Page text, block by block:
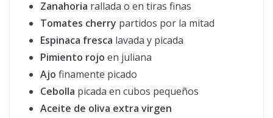
Zanahoria rallada o en tiras finas
Tomates cherry partidos por la mitad
Espinaca fresca lavada y picada
Pimiento rojo en juliana
Ajo finamente picado
Cebolla picada en cubos pequeños
Aceite de oliva extra virgen